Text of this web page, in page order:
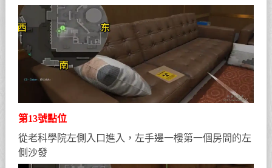
第13號點位
從老科學院左側入口進入，左手邊一樓第一個房間的左
側沙發